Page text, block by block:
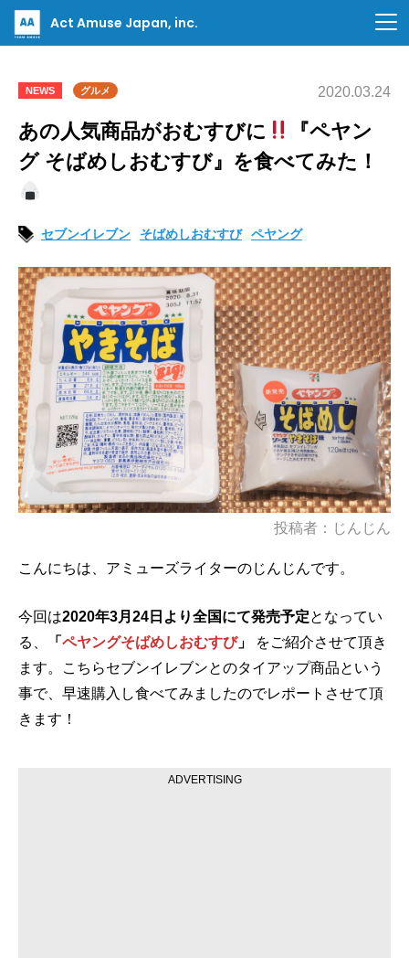
Act Amuse Japan, inc.
NEWS グルメ 2020.03.24
あの人気商品がおむすびに
『ペヤン
グ そばめしおむすび』を食べてみた！
セブンイレブン そばめしおむすび ペヤング
投稿者：じんじん
こんにちは、アミューズライターのじんじんです。
今回は2020年3月24日より全国にて発売予定となってい
る、
「 ペヤングそばめしおむすび」
をご紹介させて頂き
ます。こちらセブンイレブンとのタイアップ商品という
事で、早速購入し食べてみましたのでレポートさせて頂
きます！
ADVERTISING